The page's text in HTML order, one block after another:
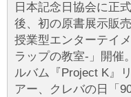
日本記念日協会に正
後、初の原書展示販
授業型エンターテイ
ラップの教室-」開催
ルバム『Project K』
アー、クレバの日「